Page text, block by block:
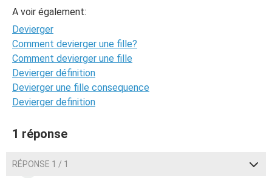
A voir également:
Devierger
Comment devierger une fille?
Comment devierger une fille
Devierger définition
Devierger une fille consequence
Devierger definition
1 réponse
RÉPONSE 1 / 1